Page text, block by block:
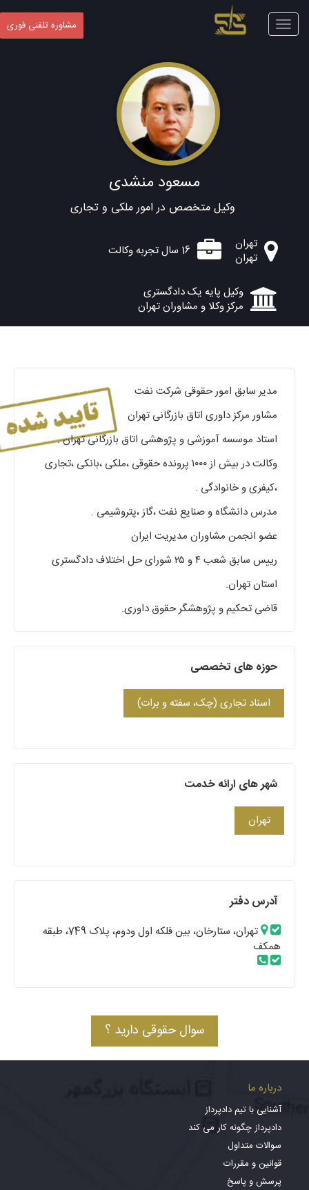
Toggle
navigation
مشاوره تلفنی فوری
مسعود منشدی
وکیل متخصص در امور ملکی و تجاری
تهران
تهران
16 سال تجربه وکالت
وکیل پایه یک دادگستری
مرکز وکلا و مشاوران تهران
مدیر سابق امور حقوقی شرکت نفت
مشاور مرکز داوری اتاق بازرگانی تهران
استاد موسسه آموزشی و پژوهشی اتاق بازرگانی تهران .
وکالت در بیش از ۱۰۰۰ پرونده حقوقی ،ملکی ،بانکی ،تجاری
،کیفری و خانوادگی .
مدرس دانشگاه و صنایع نفت ،گاز ،پتروشیمی .
عضو انجمن مشاوران مدیریت ایران
رییس سابق شعب ۴ و ۲۵ شورای حل اختلاف دادگستری
استان تهران.
قاضی تحکیم و پژوهشگر حقوق داوری.
حوزه های تخصصی
اسناد تجاری (چک، سفته و برات)
شهر های ارائه خدمت
تهران
آدرس دفتر
تهران، ستارخان، بین فلکه اول ودوم، پلاک 749، طبقه
همکف
سوال حقوقی دارید ؟
درباره ما
آشنایی با تیم دادپرداز
دادپرداز چگونه کار می کند
سوالات متداول
قوانین و مقررات
پرسش و پاسخ